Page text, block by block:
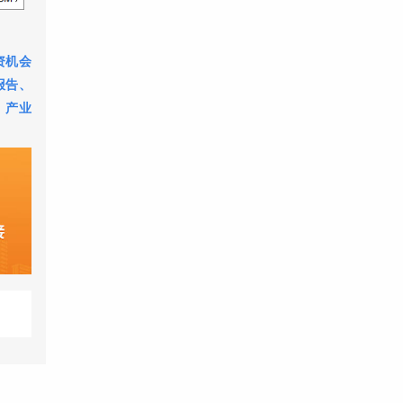
机会
告、
产业